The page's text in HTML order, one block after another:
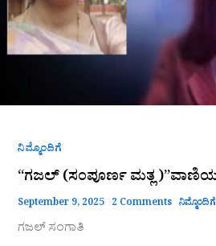
ನಿಮ್ಮೊಂದಿಗೆ
“ಗಜಲ್ (ಸಂಪೂರ್ಣ ಮತ್ಲ
September 9, 2025 2 Comments ನಿಮ್ಮೊಂದಿಗೆ
ಗಜಲ್‌ ಸಂಗಾತಿ